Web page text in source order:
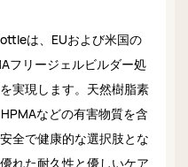
は、EUおよび米国の
フリージェルビルダー処
実現します。天然樹脂素
などの有害物質を含
全で健康的な選択肢とな
れた耐久性と優しいケア